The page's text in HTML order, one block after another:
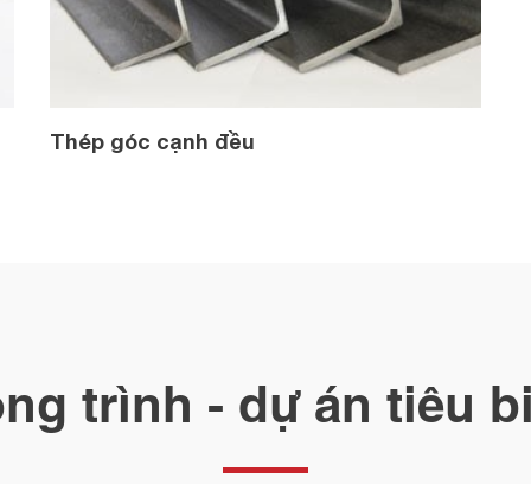
Thép góc cạnh đều
trình - dự án tiêu